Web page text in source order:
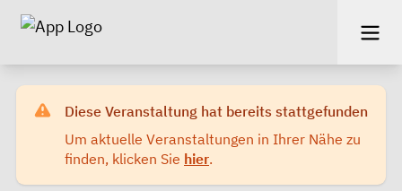
Diese Veranstaltung hat bereits stattgefunden
Um aktuelle Veranstaltungen in Ihrer Nähe zu
finden, klicken Sie hier.